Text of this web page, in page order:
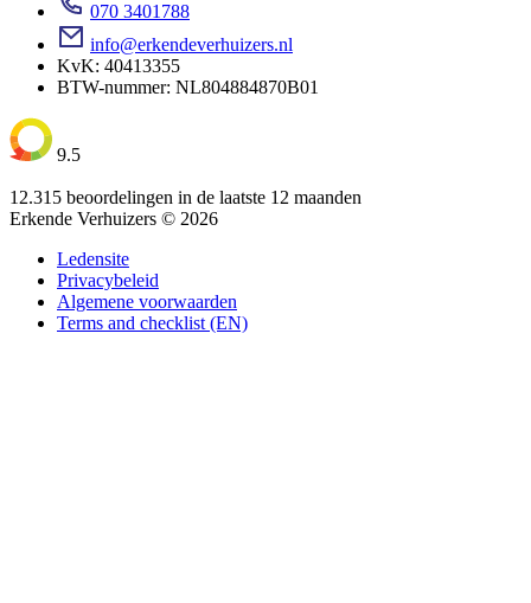
070 3401788
info@erkendeverhuizers.nl
KvK: 40413355
BTW-nummer: NL804884870B01
9.5
12.315 beoordelingen in de laatste 12 maanden
Erkende Verhuizers © 2026
Ledensite
Privacybeleid
Algemene voorwaarden
Terms and checklist (EN)